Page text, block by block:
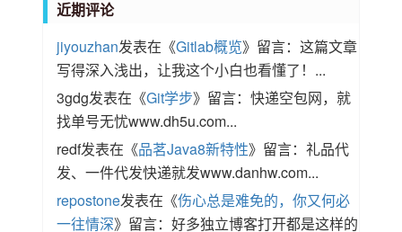
近期评论
jiyouzhan发表在《Gitlab概览》留言：这篇文章
写得深入浅出，让我这个小白也看懂了！...
3gdg发表在《Git学步》留言：快递空包网，就
找单号无忧www.dh5u.com...
redf发表在《品茗Java8新特性》留言：礼品代
发、一件代发快递就发www.danhw.com...
repostone发表在《伤心总是难免的，你又何必
一往情深》留言：好多独立博客打开都是这样的